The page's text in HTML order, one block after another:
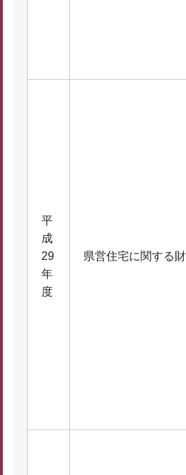
平
成
29
年
度
県営住宅に関する